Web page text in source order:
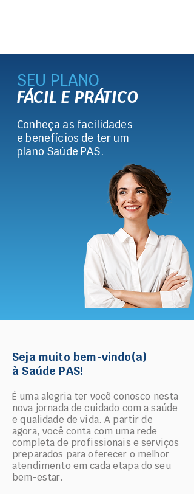
SEU PLANO
FÁCIL E PRÁTICO
Conheça as facilidades
e benefícios de ter um
plano Saúde PAS.
Seja muito bem-vindo(a)
à Saúde PAS!
É uma alegria ter você conosco nesta
nova jornada de cuidado com a saúde
e qualidade de vida. A partir de
agora, você conta com uma rede
completa de profissionais e serviços
preparados para oferecer o melhor
atendimento em cada etapa do seu
bem-estar.